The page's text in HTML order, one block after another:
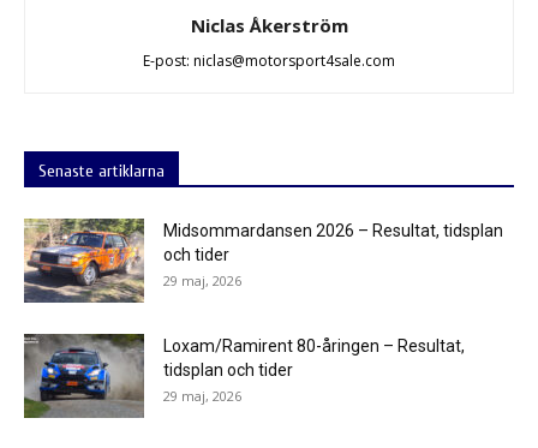
Niclas Åkerström
E-post: niclas@motorsport4sale.com
Senaste artiklarna
Midsommardansen 2026 – Resultat, tidsplan
och tider
29 maj, 2026
Loxam/Ramirent 80-åringen – Resultat,
tidsplan och tider
29 maj, 2026